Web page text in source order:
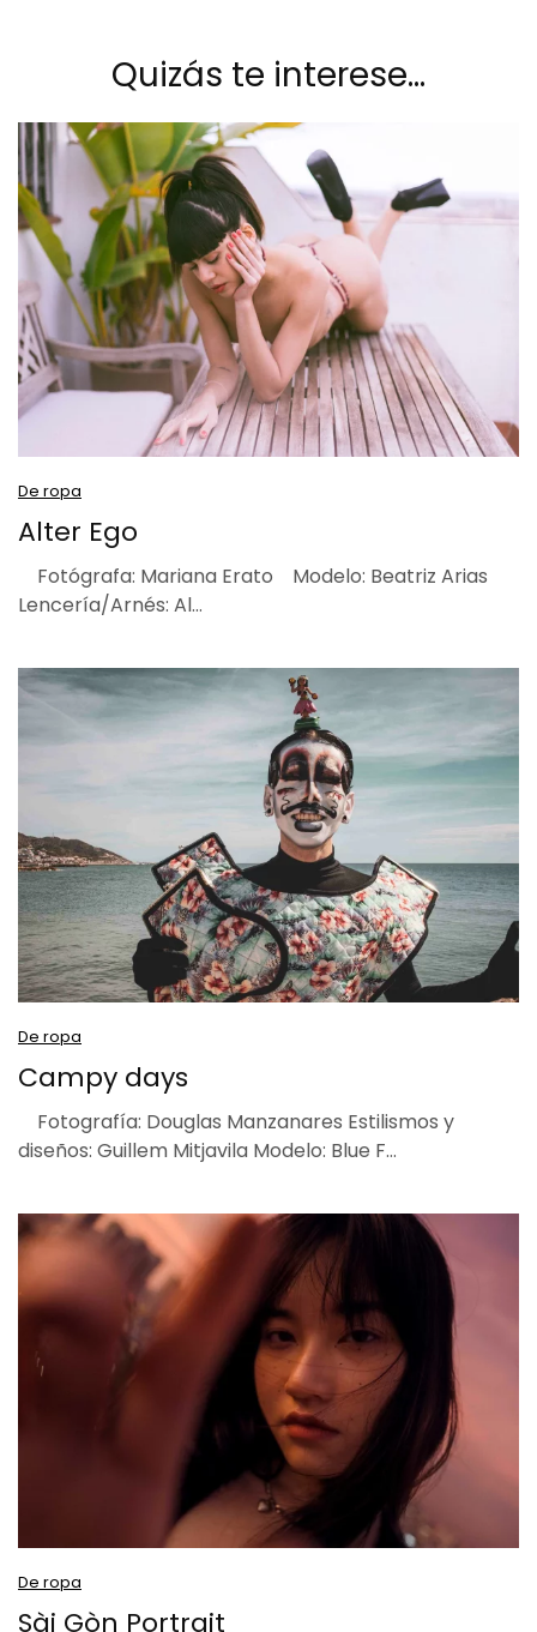
Quizás te interese…
De ropa
Alter Ego
Fotógrafa: Mariana Erato Modelo: Beatriz Arias
Lencería/Arnés: Al…
De ropa
Campy days
Fotografía: Douglas Manzanares Estilismos y
diseños: Guillem Mitjavila Modelo: Blue F…
De ropa
Sài Gòn Portrait